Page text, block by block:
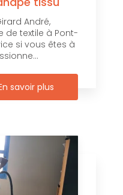
André,
de textile à Pont-
si vous êtes à
savoir plus